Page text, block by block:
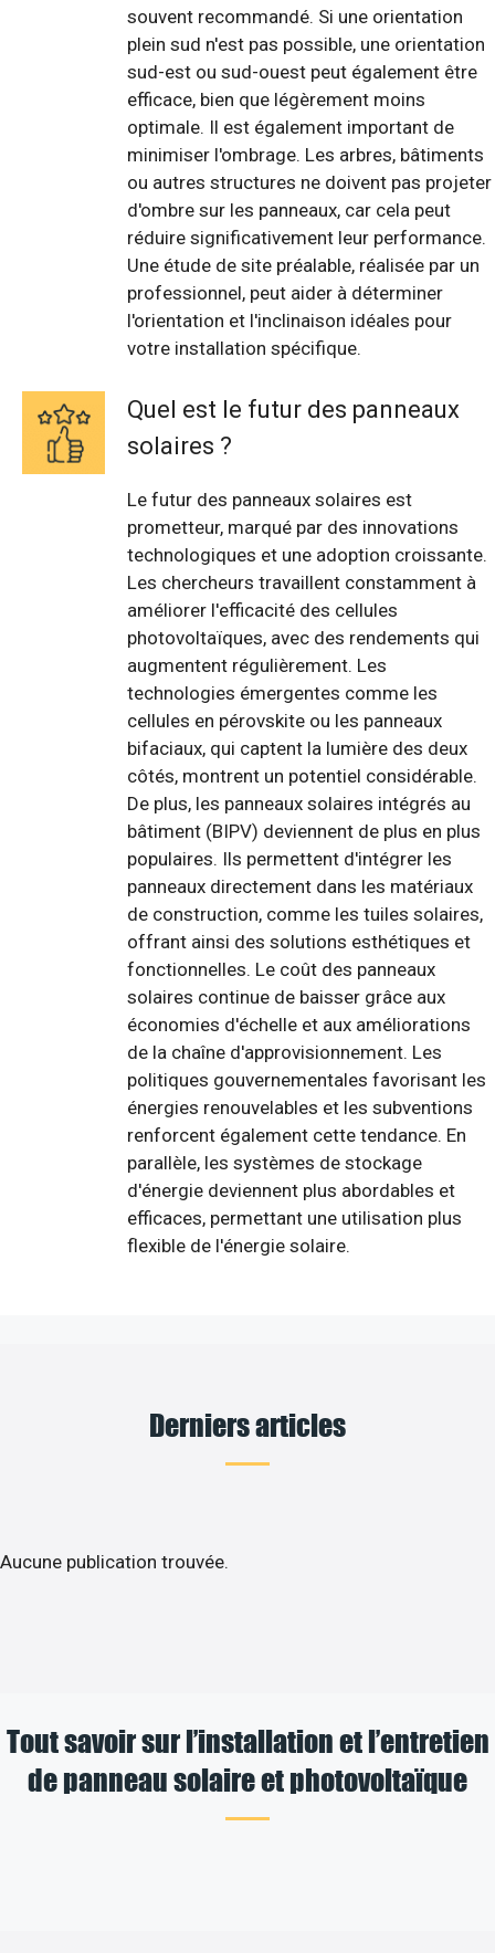
souvent recommandé. Si une orientation
plein sud n'est pas possible, une orientation
sud-est ou sud-ouest peut également être
efficace, bien que légèrement moins
optimale. Il est également important de
minimiser l'ombrage. Les arbres, bâtiments
ou autres structures ne doivent pas projeter
d'ombre sur les panneaux, car cela peut
réduire significativement leur performance.
Une étude de site préalable, réalisée par un
professionnel, peut aider à déterminer
l'orientation et l'inclinaison idéales pour
votre installation spécifique.
Quel est le futur des panneaux
solaires ?
Le futur des panneaux solaires est
prometteur, marqué par des innovations
technologiques et une adoption croissante.
Les chercheurs travaillent constamment à
améliorer l'efficacité des cellules
photovoltaïques, avec des rendements qui
augmentent régulièrement. Les
technologies émergentes comme les
cellules en pérovskite ou les panneaux
bifaciaux, qui captent la lumière des deux
côtés, montrent un potentiel considérable.
De plus, les panneaux solaires intégrés au
bâtiment (BIPV) deviennent de plus en plus
populaires. Ils permettent d'intégrer les
panneaux directement dans les matériaux
de construction, comme les tuiles solaires,
offrant ainsi des solutions esthétiques et
fonctionnelles. Le coût des panneaux
solaires continue de baisser grâce aux
économies d'échelle et aux améliorations
de la chaîne d'approvisionnement. Les
politiques gouvernementales favorisant les
énergies renouvelables et les subventions
renforcent également cette tendance. En
parallèle, les systèmes de stockage
d'énergie deviennent plus abordables et
efficaces, permettant une utilisation plus
flexible de l'énergie solaire.
Derniers articles
Aucune publication trouvée.
Tout savoir sur l’installation et l’entretien
de panneau solaire et photovoltaïque